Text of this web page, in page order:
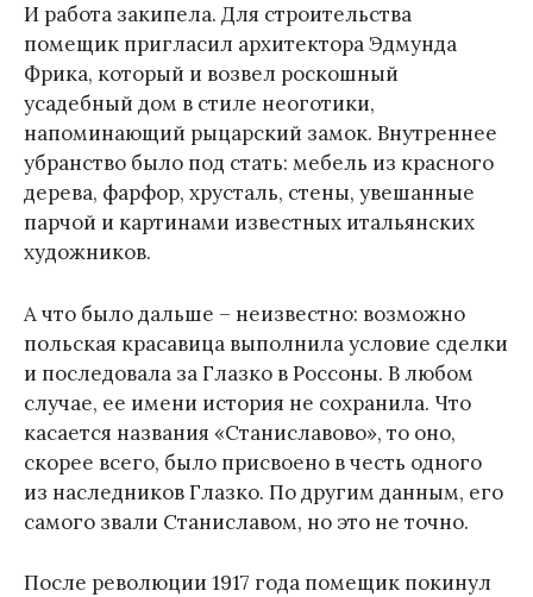
И работа закипела. Для строительства
помещик пригласил архитектора Эдмунда
Фрика, который и возвел роскошный
усадебный дом в стиле неоготики,
напоминающий рыцарский замок. Внутреннее
убранство было под стать: мебель из красного
дерева, фарфор, хрусталь, стены, увешанные
парчой и картинами известных итальянских
художников.
А что было дальше – неизвестно: возможно
польская красавица выполнила условие сделки
и последовала за Глазко в Россоны. В любом
случае, ее имени история не сохранила. Что
касается названия «Станиславово», то оно,
скорее всего, было присвоено в честь одного
из наследников Глазко. По другим данным, его
самого звали Станиславом, но это не точно.
После революции 1917 года помещик покинул